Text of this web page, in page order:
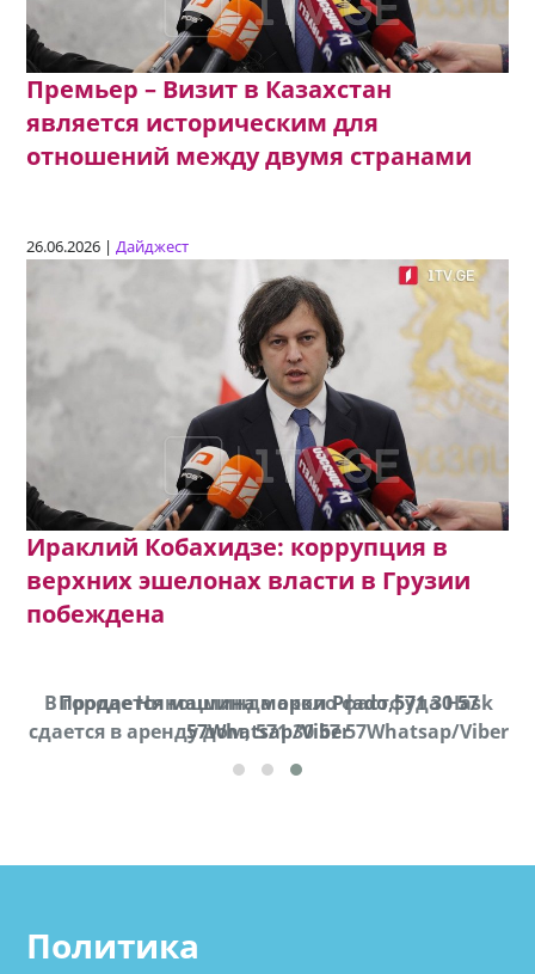
Премьер – Визит в Казахстан
является историческим для
отношений между двумя странами
26.06.2026 |Дайджест
Ираклий Кобахидзе: коррупция в
верхних эшелонах власти в Грузии
побеждена
В городе Ниноцминда около фастфуда Hask
cдается в аренду дом, 571 30 57 57Whatsap/Viber
Продается машина марки Prado,571 30 57
57Whatsap/Viber
Политика